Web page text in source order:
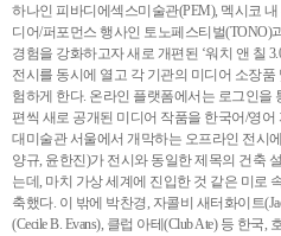
하나인 피바디에섹스미술관(PEM), 멕시코
디어/퍼포먼스 행사인 토노페스티벌(TONO)
경험을 강화하고자 새로 개편된 ‘워치 앤 칠
전시를 동시에 열고 각 기관의 미디어 소장
험하게 한다. 온라인 플랫폼에서는 로그인을
편씩 새로 공개된 미디어 작품을 한국어/영
대미술관 서울에서 개막하는 오프라인 전시
양규, 윤한진)가 전시와 동일한 제목의 건축
는데, 마치 가상 세계에 진입한 것 같은 미로
축했다. 이 밖에 박찬경, 자콜비 새터화이트
(Cecile B. Evans), 클럽 아테(Club Ate) 등 한국